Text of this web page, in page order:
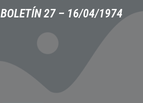
BOLETÍN 27 – 16/04/1974